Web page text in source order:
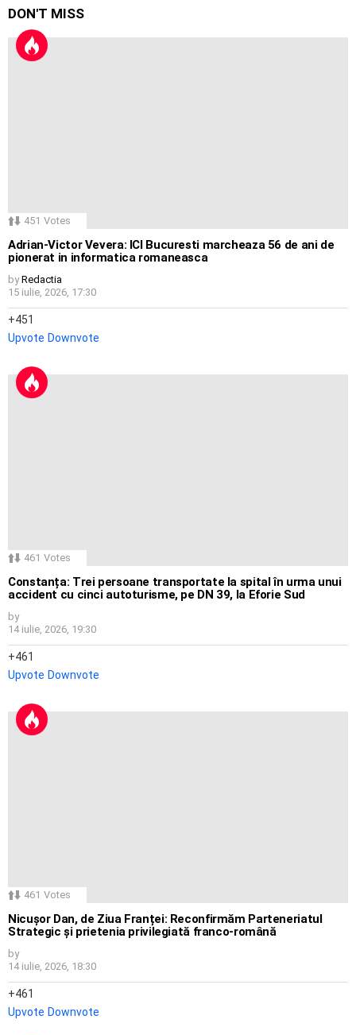
DON'T MISS
451 Votes
Adrian-Victor Vevera: ICI Bucuresti marcheaza 56 de ani de
pionerat in informatica romaneasca
by Redactia
15 iulie, 2026, 17:30
451
Upvote Downvote
461 Votes
Constanța: Trei persoane transportate la spital în urma unui
accident cu cinci autoturisme, pe DN 39, la Eforie Sud
by
14 iulie, 2026, 19:30
461
Upvote Downvote
461 Votes
Nicușor Dan, de Ziua Franței: Reconfirmăm Parteneriatul
Strategic și prietenia privilegiată franco-română
by
14 iulie, 2026, 18:30
461
Upvote Downvote